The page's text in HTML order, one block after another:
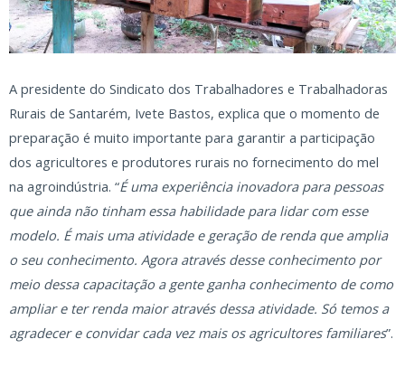
A presidente do Sindicato dos Trabalhadores e Trabalhadoras
Rurais de Santarém, Ivete Bastos, explica que o momento de
preparação é muito importante para garantir a participação
dos agricultores e produtores rurais no fornecimento do mel
na agroindústria. “É uma experiência inovadora para pessoas
que ainda não tinham essa habilidade para lidar com esse
modelo. É mais uma atividade e geração de renda que amplia
o seu conhecimento. Agora através desse conhecimento por
meio dessa capacitação a gente ganha conhecimento de como
ampliar e ter renda maior através dessa atividade. Só temos a
agradecer e convidar cada vez mais os agricultores familiares”.